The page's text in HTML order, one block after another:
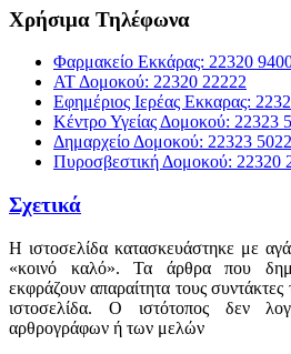
Χρήσιμα Τηλέφωνα
Φαρμακείο Εκκάρας: 22320
ΑΤ Δομοκού: 22320 22222
Εφημέριος Ιερέας Εκκαρας:
Κέντρο Υγείας Δομοκού: 22323
Δημαρχείο Δομοκού: 22323
Πυροσβεστική Δομοκού: 22320
Σχετικά
Η ιστοσελίδα κατασκευάστηκε με
«κοινό καλό». Τα άρθρα που
εκφράζουν απαραίτητα τους συντάκτες
ιστοσελίδα. Ο ιστότοπος δεν
αρθρογράφων ή των μελών